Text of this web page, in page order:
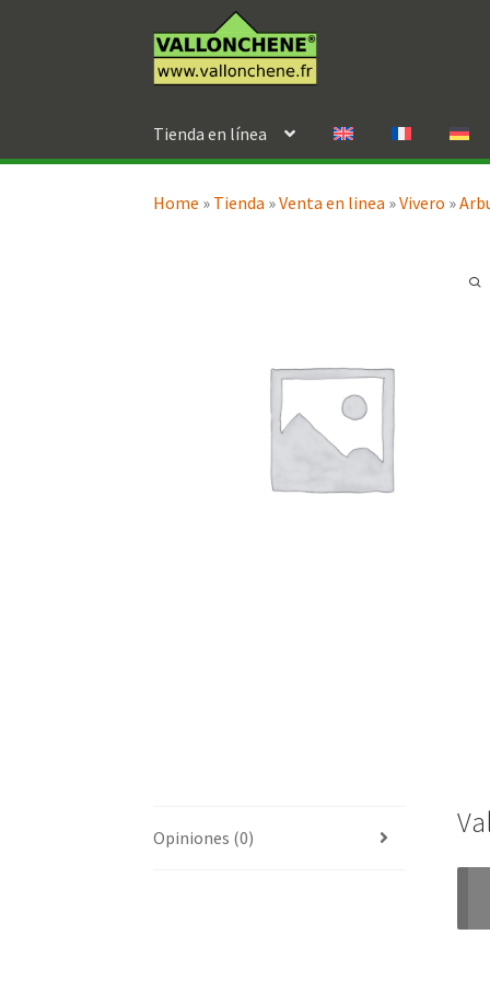
a
la
al
contenido
Tienda en línea
Home » Tienda »Venta en linea »Vivero »
Opiniones (0)